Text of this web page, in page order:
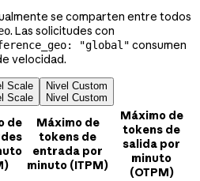
se comparten entre todos
. Las solicitudes con
"global" consumen
velocidad.
Scale
Scale
Nivel Custom
Nivel Custom
de
Máximo de
tokens de
entrada por
minuto (ITPM)
Máximo de
tokens de
salida por
minuto
(OTPM)